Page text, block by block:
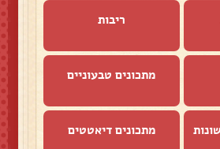
ריבות
מתכונים טבעוניים
מתכונים דיאטטים